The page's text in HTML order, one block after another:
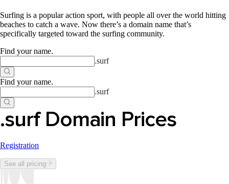
Surfing is a popular action sport, with people all over the world hitting
beaches to catch a wave. Now there’s a domain name that’s
specifically targeted toward the surfing community.
Find your name.
.surf
Find your name.
.surf
.surf Domain Prices
Registration
See all pricing